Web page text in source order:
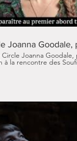
Joanna Goodale,
Joanna Goodale, piano
à la rencontre des